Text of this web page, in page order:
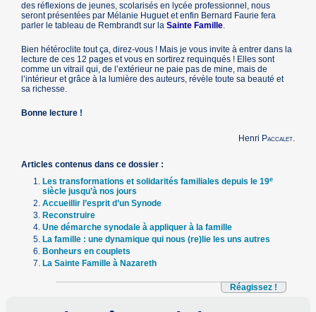
des réflexions de jeunes, scolarisés en lycée professionnel, nous
seront présentées par Mélanie Huguet et enfin Bernard Faurie fera
parler le tableau de Rembrandt sur laSainte Famille.
Bien hétéroclite tout ça, direz-vous ! Mais je vous invite à entrer dans la
lecture de ces 12 pages et vous en sortirez requinqués ! Elles sont
comme un vitrail qui, de l’extérieur ne paie pas de mine, mais de
l’intérieur et grâce à la lumière des auteurs, révèle toute sa beauté et
sa richesse.
Bonne lecture !
Henri Paccalet.
Articles contenus dans ce dossier :
Les transformations et solidarités familiales depuis le 19e
siècle jusqu’à nos jours
Accueillir l’esprit d’un Synode
Reconstruire
Une démarche synodale à appliquer à la famille
La famille : une dynamique qui nous (re)lie les uns autres
Bonheurs en couplets
La Sainte Famille à Nazareth
Réagissez !